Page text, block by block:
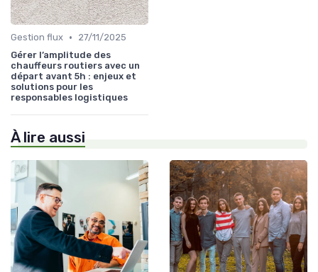
Gestion flux •
27/11/2025
Gérer l’amplitude des
chauffeurs routiers avec un
départ avant 5h : enjeux et
solutions pour les
responsables logistiques
À lire aussi